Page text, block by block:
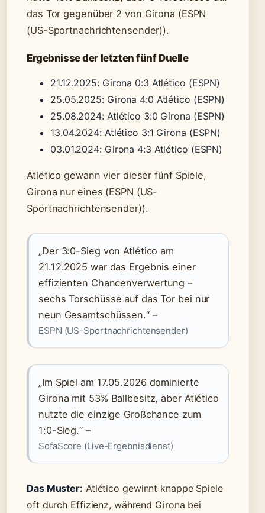
das Tor gegenüber 2 von Girona (ESPN
(US-Sportnachrichtensender)).
Ergebnisse der letzten fünf Duelle
21.12.2025: Girona 0:3 Atlético (ESPN)
25.05.2025: Girona 4:0 Atlético (ESPN)
25.08.2024: Atlético 3:0 Girona (ESPN)
13.04.2024: Atlético 3:1 Girona (ESPN)
03.01.2024: Girona 4:3 Atlético (ESPN)
Atletico gewann vier dieser fünf Spiele,
Girona nur eines (ESPN (US-
Sportnachrichtensender)).
„Der 3:0-Sieg von Atlético am
21.12.2025 war das Ergebnis einer
effizienten Chancenverwertung –
sechs Torschüsse auf das Tor bei nur
neun Gesamtschüssen.“ –
ESPN (US-Sportnachrichtensender)
„Im Spiel am 17.05.2026 dominierte
Girona mit 53% Ballbesitz, aber Atlético
nutzte die einzige Großchance zum
1:0-Sieg.“ –
SofaScore (Live-Ergebnisdienst)
Das Muster: Atlético gewinnt knappe Spiele
oft durch Effizienz, während Girona bei